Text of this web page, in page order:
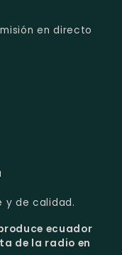
en directo
y de calidad.
ecuador
de la radio en